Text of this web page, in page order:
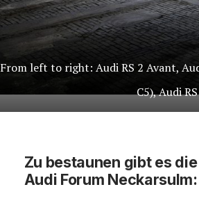
From left to right: Audi RS 2 Avant,
C5), Audi
Zu bestaunen gibt es
Audi Forum Neckarsulm: